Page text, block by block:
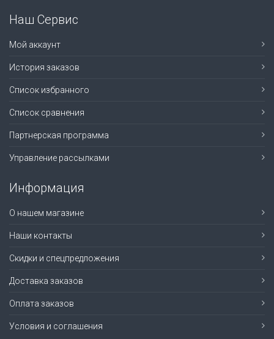
Наш Сервис
Мой аккаунт
История заказов
Список избранного
Список сравнения
Партнерская программа
Управление рассылками
Информация
О нашем магазине
Наши контакты
Скидки и спецпредложения
Доставка заказов
Оплата заказов
Условия и соглашения